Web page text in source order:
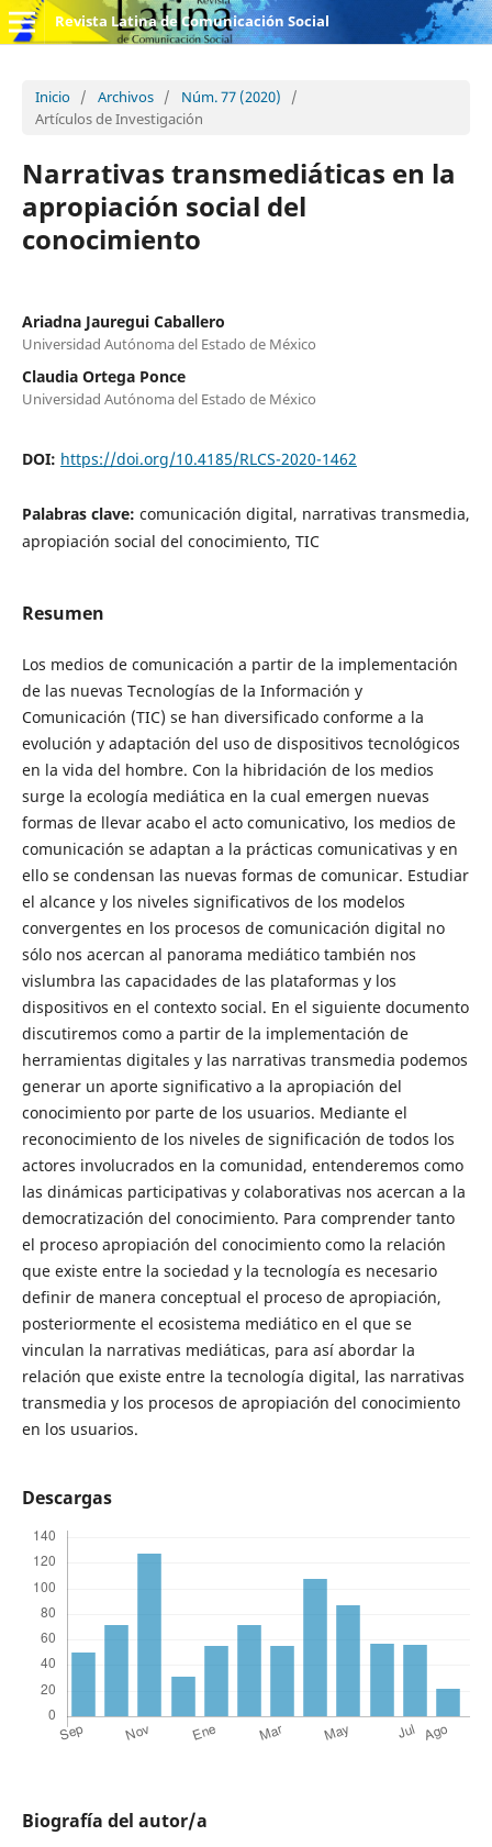
Revista Latina de Comunicación Social
Inicio / Archivos / Núm. 77 (2020)
/
Artículos de Investigación
Narrativas transmediáticas en la
apropiación social del
conocimiento
Ariadna Jauregui Caballero
Universidad Autónoma del Estado de México
Claudia Ortega Ponce
Universidad Autónoma del Estado de México
DOI: https://doi.org/10.4185/RLCS-2020-1462
Palabras clave: comunicación digital, narrativas transmedia,
apropiación social del conocimiento, TIC
Resumen
Los medios de comunicación a partir de la implementación
de las nuevas Tecnologías de la Información y
Comunicación (TIC) se han diversificado conforme a la
evolución y adaptación del uso de dispositivos tecnológicos
en la vida del hombre. Con la hibridación de los medios
surge la ecología mediática en la cual emergen nuevas
formas de llevar acabo el acto comunicativo, los medios de
comunicación se adaptan a la prácticas comunicativas y en
ello se condensan las nuevas formas de comunicar. Estudiar
el alcance y los niveles significativos de los modelos
convergentes en los procesos de comunicación digital no
sólo nos acercan al panorama mediático también nos
vislumbra las capacidades de las plataformas y los
dispositivos en el contexto social. En el siguiente documento
discutiremos como a partir de la implementación de
herramientas digitales y las narrativas transmedia podemos
generar un aporte significativo a la apropiación del
conocimiento por parte de los usuarios. Mediante el
reconocimiento de los niveles de significación de todos los
actores involucrados en la comunidad, entenderemos como
las dinámicas participativas y colaborativas nos acercan a la
democratización del conocimiento. Para comprender tanto
el proceso apropiación del conocimiento como la relación
que existe entre la sociedad y la tecnología es necesario
definir de manera conceptual el proceso de apropiación,
posteriormente el ecosistema mediático en el que se
vinculan la narrativas mediáticas, para así abordar la
relación que existe entre la tecnología digital, las narrativas
transmedia y los procesos de apropiación del conocimiento
en los usuarios.
Descargas
Biografía del autor/a